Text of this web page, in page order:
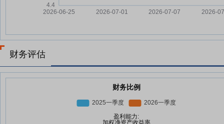
财务评估
财务比例